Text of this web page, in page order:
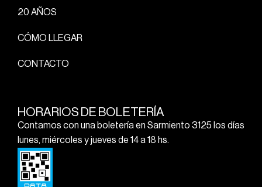
20 AÑOS
CÓMO LLEGAR
CONTACTO
HORARIOS DE BOLETERÍA
Contamos con una boletería en Sarmiento 3125 los días
lunes, miércoles y jueves de 14 a 18 hs.